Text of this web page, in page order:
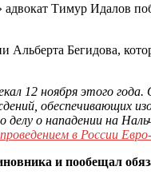
Тимур Идалов
Бегидова,
12 ноября этого
обеспечивающих
о нападении на
в России
и пообещал